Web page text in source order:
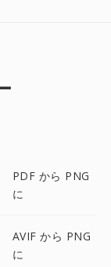
PDF から PNG
に
AVIF から PNG
に